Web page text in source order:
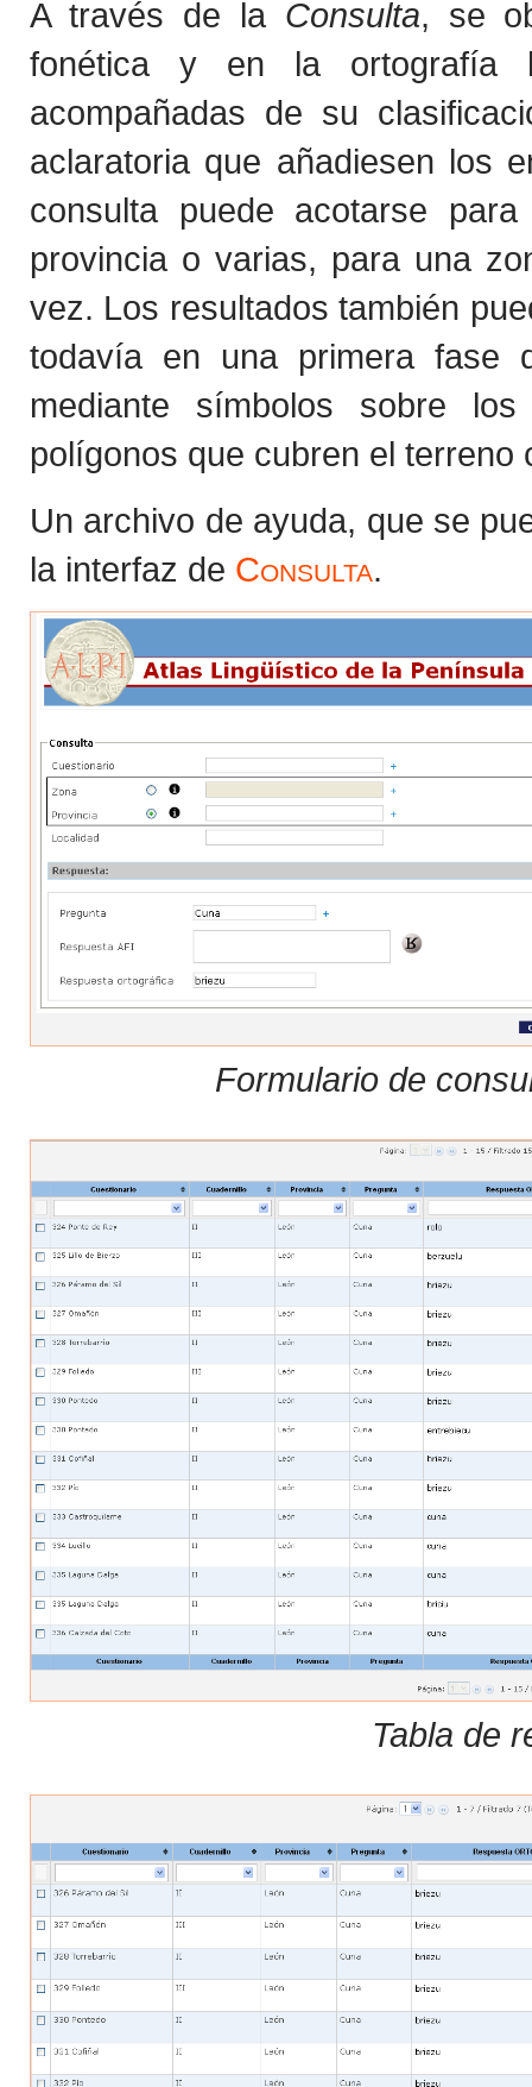
A través de la Consulta, se
fonética y en la ortografía
acompañadas de su
aclaratoria que añadiesen los
consulta puede acotarse
provincia o varias, para una
vez. Los resultados también
todavía en una primera fase
mediante símbolos sobre
polígonos que cubren el terreno
Un archivo de ayuda, que se
la interfaz de Consulta.
Formulario de
Tabla de